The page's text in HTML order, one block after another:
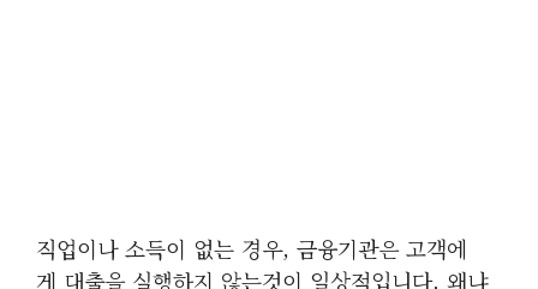
직업이나 소득이 없는 경우, 금융기관은 고객에
게 대출을 실행하지 않는것이 일상적입니다. 왜냐